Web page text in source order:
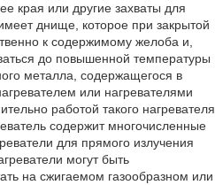
края или другие захваты для
днище, которое при закрытой
к содержимому желоба и,
до повышенной температуры
металла, содержащегося в
или нагревателями
работой такого нагревателя
содержит многочисленные
для прямого излучения
могут быть
на сжигаемом газообразном или